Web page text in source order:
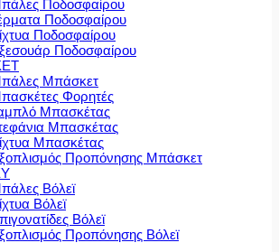
Ποδοσφαίρου
Ποδοσφαίρου
Ποδοσφαίρου
Ποδοσφαίρου
Μπάσκετ
Φορητές
Μπασκέτας
Μπασκέτας
Μπασκέτας
Προπόνησης Μπάσκετ
Βόλεϊ
Βόλεϊ
Βόλεϊ
Προπόνησης Βόλεϊ